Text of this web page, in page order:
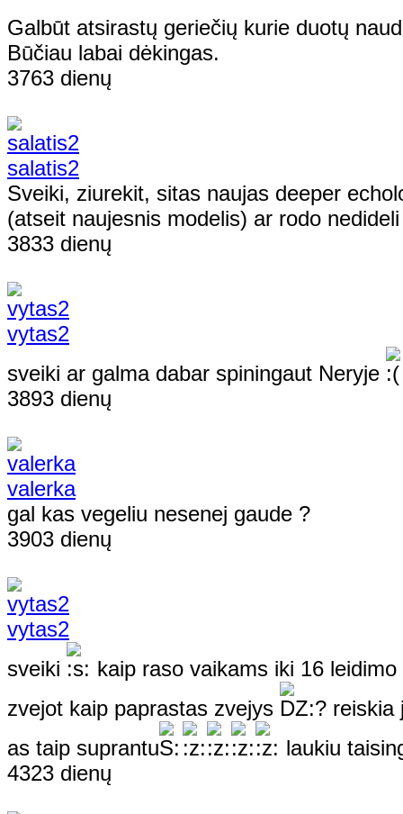
Galbūt atsirastų geriečių kurie duotų
Būčiau labai dėkingas.
3763 dienų
salatis2
Sveiki, ziurekit, sitas naujas deeper
(atseit naujesnis modelis) ar rodo
3833 dienų
vytas2
sveiki ar galma dabar spiningaut Neryje
3893 dienų
valerka
gal kas vegeliu nesenej gaude ?
3903 dienų
vytas2
sveiki
kaip raso vaikams iki 16
zvejot kaip paprastas zvejys
? reiskia
as taip suprantu
laukiu
4323 dienų